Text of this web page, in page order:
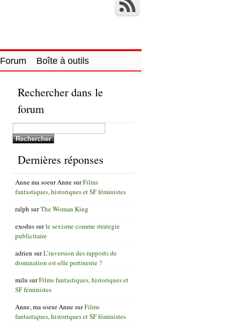
Forum Boîte à outils
Rechercher dans le
forum
Dernières réponses
Anne ma soeur AnnesurFilms
fantastiques, historiques et SF féministes
ralph surThe Woman King
exodussurle sexisme comme strategie
publicitaire
adrien surL’inversion des rapports de
domination est-elle pertinente ?
milu surFilms fantastiques, historiques et
SF féministes
Anne, ma soeur AnnesurFilms
fantastiques, historiques et SF féministes